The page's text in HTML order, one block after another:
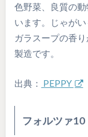
色野菜、良質の
います。じゃが
ガラスープの香
製造です。
出典： PEPPY
フォルツァ